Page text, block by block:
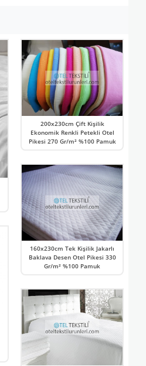
200x230cm Çift Kişilik
Ekonomik Renkli Petekli Otel
Pikesi 270 Gr/m² %100 Pamuk
160x230cm Tek Kişilik Jakarlı
Baklava Desen Otel Pikesi 330
Gr/m² %100 Pamuk